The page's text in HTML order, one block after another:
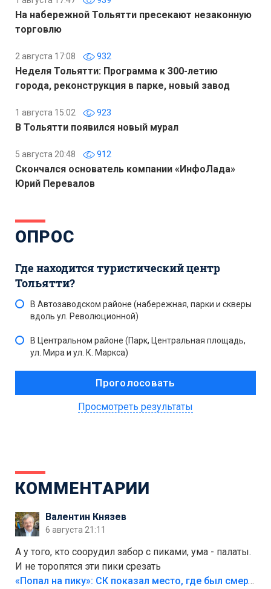
На набережной Тольятти пресекают незаконную
торговлю
2 августа 17:08 932
Неделя Тольятти: Программа к 300-летию
города, реконструкция в парке, новый завод
1 августа 15:02 923
В Тольятти появился новый мурал
5 августа 20:48 912
Скончался основатель компании «ИнфоЛада»
Юрий Перевалов
ОПРОС
Где находится туристический центр
Тольятти?
В Автозаводском районе (набережная, парки и скверы
вдоль ул. Революционной)
В Центральном районе (Парк, Центральная площадь,
ул. Мира и ул. К. Маркса)
Просмотреть результаты
КОММЕНТАРИИ
Валентин Князев
6 августа 21:11
А у того, кто соорудил забор с пиками, ума - палаты.
И не торопятся эти пики срезать
«Попал на пику»: СК показал место, где был смертельно травмирован ребенок в Тольятти